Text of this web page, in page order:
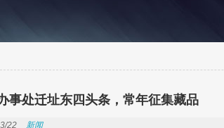
事处迁址东四头条，常年征集藏品
22 新闻